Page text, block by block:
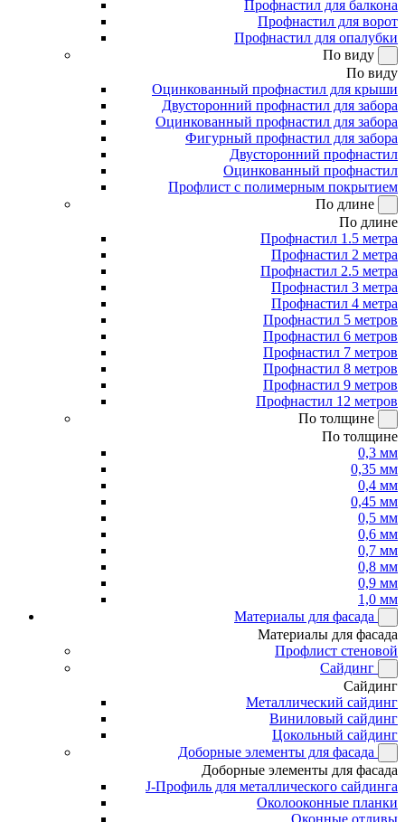
Профнастил для балкона
Профнастил для ворот
Профнастил для опалубки
По виду
По виду
Оцинкованный профнастил для крыши
Двусторонний профнастил для забора
Оцинкованный профнастил для забора
Фигурный профнастил для забора
Двусторонний профнастил
Оцинкованный профнастил
Профлист с полимерным покрытием
По длине
По длине
Профнастил 1.5 метра
Профнастил 2 метра
Профнастил 2.5 метра
Профнастил 3 метра
Профнастил 4 метра
Профнастил 5 метров
Профнастил 6 метров
Профнастил 7 метров
Профнастил 8 метров
Профнастил 9 метров
Профнастил 12 метров
По толщине
По толщине
0,3 мм
0,35 мм
0,4 мм
0,45 мм
0,5 мм
0,6 мм
0,7 мм
0,8 мм
0,9 мм
1,0 мм
Материалы для фасада
Материалы для фасада
Профлист стеновой
Сайдинг
Сайдинг
Металлический сайдинг
Виниловый сайдинг
Цокольный сайдинг
Доборные элементы для фасада
Доборные элементы для фасада
J-Профиль для металлического сайдинга
Околооконные планки
Оконные отливы